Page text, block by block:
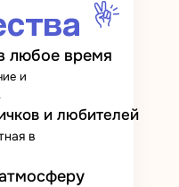
любое время
и
и любителей
в